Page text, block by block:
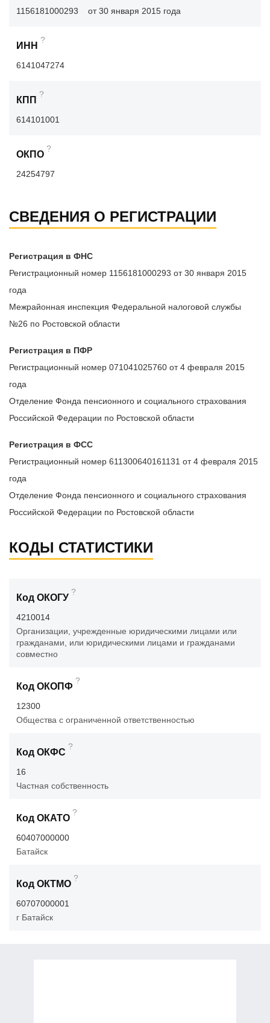
1156181000293 от 30 января 2015 года
ИНН
?
6141047274
КПП
?
614101001
ОКПО
?
24254797
СВЕДЕНИЯ О РЕГИСТРАЦИИ
Регистрация в ФНС
Регистрационный номер 1156181000293 от 30 января 2015
года
Межрайонная инспекция Федеральной налоговой службы
№26 по Ростовской области
Регистрация в ПФР
Регистрационный номер 071041025760 от 4 февраля 2015
года
Отделение Фонда пенсионного и социального страхования
Российской Федерации по Ростовской области
Регистрация в ФСС
Регистрационный номер 611300640161131 от 4 февраля 2015
года
Отделение Фонда пенсионного и социального страхования
Российской Федерации по Ростовской области
КОДЫ СТАТИСТИКИ
Код ОКОГУ
?
4210014
Организации, учрежденные юридическими лицами или
гражданами, или юридическими лицами и гражданами
совместно
Код ОКОПФ
?
12300
Общества с ограниченной ответственностью
Код ОКФС
?
16
Частная собственность
Код ОКАТО
?
60407000000
Батайск
Код ОКТМО
?
60707000001
г Батайск